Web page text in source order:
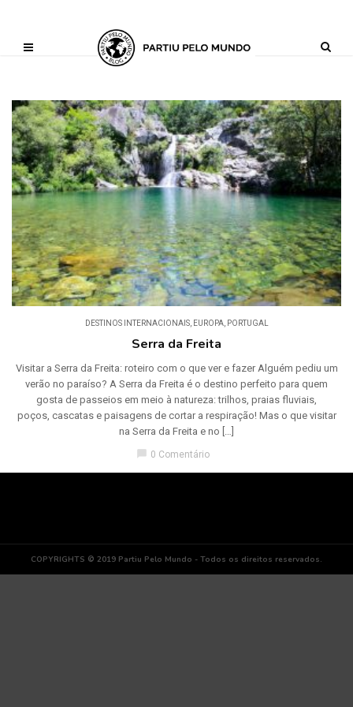
('AI_CONTENT_MARKER_NO_GET_SIDEBAR', true);
DESTINOS INTERNACIONAIS, EUROPA, PORTUGAL
Serra da Freita
Visitar a Serra da Freita: roteiro com o que ver e fazer Alguém pediu um
verão no paraíso? A Serra da Freita é o destino perfeito para quem
gosta de passeios em meio à natureza: trilhos, praias fluviais,
poços, cascatas e paisagens de cortar a respiração! Mas o que visitar
na Serra da Freita e no […]
chat_bubble 0 Comentário
COPYRIGHTS © 2019 Partiu Pelo Mundo - Todos os direitos reservados.